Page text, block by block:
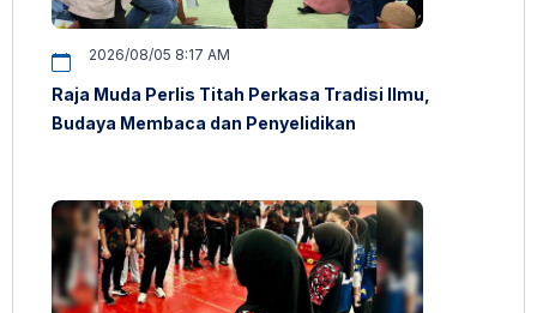
2026/08/05 8:17 AM
Raja Muda Perlis Titah Perkasa Tradisi Ilmu,
Budaya Membaca dan Penyelidikan